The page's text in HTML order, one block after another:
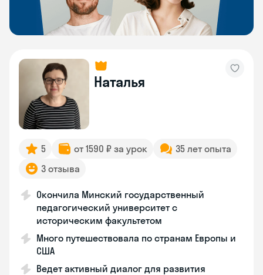
Наталья
5 от 1590 ₽ за урок
35 лет опыта
3 отзыва
Окончила Минский государственный
педагогический университет с
историческим факультетом
Много путешествовала по странам Европы и
США
Ведет активный диалог для развития